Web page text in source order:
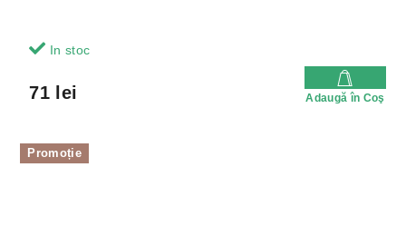
In stoc
71 lei Adaugă în Coş
Promoție